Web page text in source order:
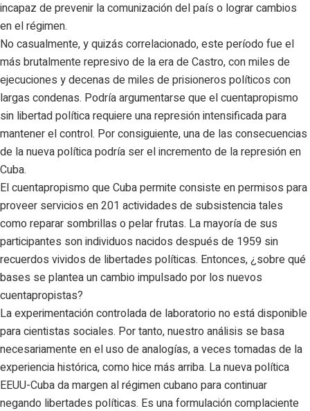
incapaz de prevenir la comunización del país o lograr cambios
en el régimen.
No casualmente, y quizás correlacionado, este período fue el
más brutalmente represivo de la era de Castro, con miles de
ejecuciones y decenas de miles de prisioneros políticos con
largas condenas. Podría argumentarse que el cuentapropismo
sin libertad política requiere una represión intensificada para
mantener el control. Por consiguiente, una de las consecuencias
de la nueva política podría ser el incremento de la represión en
Cuba.
El cuentapropismo que Cuba permite consiste en permisos para
proveer servicios en 201 actividades de subsistencia tales
como reparar sombrillas o pelar frutas. La mayoría de sus
participantes son individuos nacidos después de 1959 sin
recuerdos vividos de libertades políticas. Entonces, ¿sobre qué
bases se plantea un cambio impulsado por los nuevos
cuentapropistas?
La experimentación controlada de laboratorio no está disponible
para cientistas sociales. Por tanto, nuestro análisis se basa
necesariamente en el uso de analogías, a veces tomadas de la
experiencia histórica, como hice más arriba. La nueva política
EEUU-Cuba da margen al régimen cubano para continuar
negando libertades políticas. Es una formulación complaciente